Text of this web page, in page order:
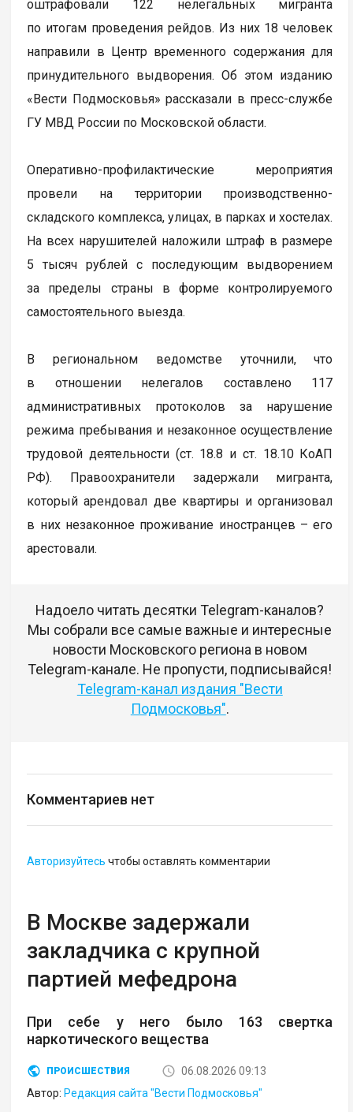
оштрафовали 122 нелегальных мигранта
по итогам проведения рейдов. Из них 18 человек
направили в Центр временного содержания для
принудительного выдворения. Об этом изданию
«Вести Подмосковья» рассказали в пресс-службе
ГУ МВД России по Московской области.
Оперативно-профилактические мероприятия
провели на территории производственно-
складского комплекса, улицах, в парках и хостелах.
На всех нарушителей наложили штраф в размере
5 тысяч рублей с последующим выдворением
за пределы страны в форме контролируемого
самостоятельного выезда.
В региональном ведомстве уточнили, что
в отношении нелегалов составлено 117
административных протоколов за нарушение
режима пребывания и незаконное осуществление
трудовой деятельности (ст. 18.8 и ст. 18.10 КоАП
РФ). Правоохранители задержали мигранта,
который арендовал две квартиры и организовал
в них незаконное проживание иностранцев – его
арестовали.
Надоело читать десятки Telegram-каналов?
Мы собрали все самые важные и интересные
новости Московского региона в новом
Telegram-канале. Не пропусти, подписывайся!
Telegram-канал издания "Вести
Подмосковья".
Комментариев нет
Авторизуйтесь чтобы оставлять комментарии
В Москве задержали
закладчика с крупной
партией мефедрона
При себе у него было 163 свертка
наркотического вещества
ПРОИСШЕСТВИЯ
06.08.2026 09:13
Автор: Редакция сайта "Вести Подмосковья"